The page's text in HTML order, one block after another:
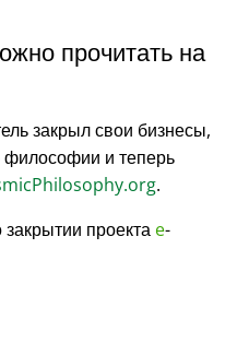
прочитать на
закрыл свои бизнесы,
философии и теперь
.
проекта e-